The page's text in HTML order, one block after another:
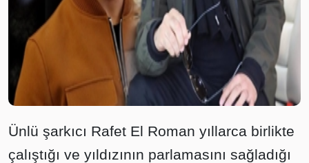
Ünlü şarkıcı Rafet El Roman yıllarca birlikte
çalıştığı ve yıldızının parlamasını sağladığı